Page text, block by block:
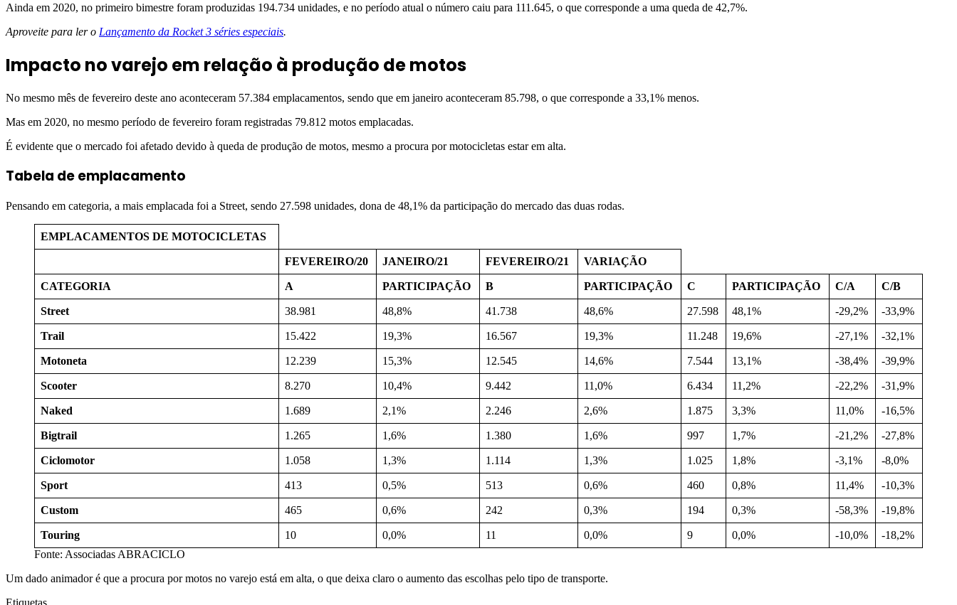
Ainda em 2020, no primeiro bimestre foram produzidas 194.734 unidades, e no período atual o número caiu para 111.645, o que corresponde a uma queda de 42,7%.
Aproveite para ler o Lançamento da Rocket 3 séries especiais.
Impacto no varejo em relação à produção de motos
No mesmo mês de fevereiro deste ano aconteceram 57.384 emplacamentos, sendo que em janeiro aconteceram 85.798, o que corresponde a 33,1% menos.
Mas em 2020, no mesmo período de fevereiro foram registradas 79.812 motos emplacadas.
É evidente que o mercado foi afetado devido à queda de produção de motos, mesmo a procura por motocicletas estar em alta.
Tabela de emplacamento
Pensando em categoria, a mais emplacada foi a Street, sendo 27.598 unidades, dona de 48,1% da participação do mercado das duas rodas.
EMPLACAMENTOS DE MOTOCICLETAS
FEVEREIRO/20 JANEIRO/21 FEVEREIRO/21 VARIAÇÃO
CATEGORIA A PARTICIPAÇÃO B PARTICIPAÇÃO C PARTICIPAÇÃO C/A C/B
Street 38.981 48,8% 41.738 48,6% 27.598 48,1% -29,2% -33,9%
Trail 15.422 19,3% 16.567 19,3% 11.248 19,6% -27,1% -32,1%
Motoneta 12.239 15,3% 12.545 14,6% 7.544 13,1% -38,4% -39,9%
Scooter 8.270 10,4% 9.442 11,0% 6.434 11,2% -22,2% -31,9%
Naked 1.689 2,1% 2.246 2,6% 1.875 3,3% 11,0% -16,5%
Bigtrail 1.265 1,6% 1.380 1,6% 997 1,7% -21,2% -27,8%
Ciclomotor 1.058 1,3% 1.114 1,3% 1.025 1,8% -3,1% -8,0%
Sport 413 0,5% 513 0,6% 460 0,8% 11,4% -10,3%
Custom 465 0,6% 242 0,3% 194 0,3% -58,3% -19,8%
Touring 10 0,0% 11 0,0% 9 0,0% -10,0%
-18,2%
Fonte: Associadas ABRACICLO
Um dado animador é que a procura por motos no varejo está em alta, o que deixa claro o aumento das escolhas pelo tipo de transporte.
Etiquetas